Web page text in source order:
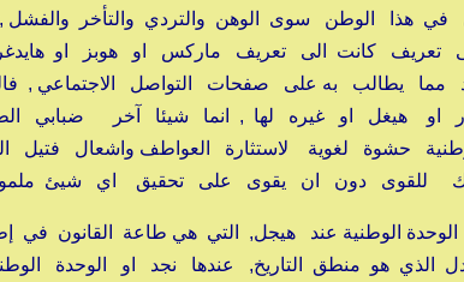
في هذا الوطن سوى الوهن والتردي والتأخر
تعريف كانت الى تعريف ماركس او هوبز او
مما يطالب به على صفحات التواصل الاجتماعي ,
او هيغل او غيره لها , انما شيئا آخر ضبابي
حشوة لغوية لاستثارة العواطف واشعال فتيل
للقوى دون ان يقوى على تحقيق اي شيئ
الوطنية عند هيجل, التي هي طاعة القانون في
الذي هو منطق التاريخ, عندها نجد او الوحدة